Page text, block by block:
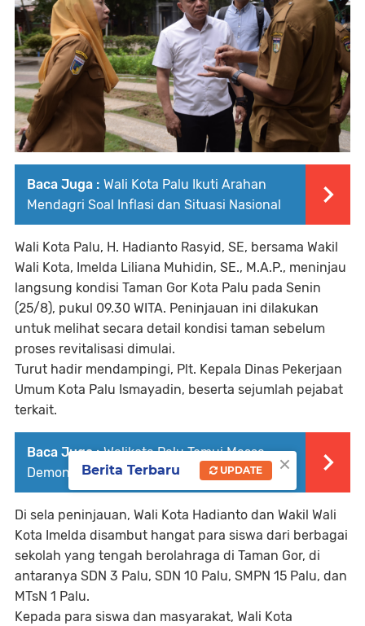
Baca Juga : Wali Kota Palu Ikuti Arahan
Mendagri Soal Inflasi dan Situasi Nasional
Wali Kota Palu, H. Hadianto Rasyid, SE, bersama Wakil
Wali Kota, Imelda Liliana Muhidin, SE., M.A.P., meninjau
langsung kondisi Taman Gor Kota Palu pada Senin
(25/8), pukul 09.30 WITA. Peninjauan ini dilakukan
untuk melihat secara detail kondisi taman sebelum
proses revitalisasi dimulai.
Turut hadir mendampingi, Plt. Kepala Dinas Pekerjaan
Umum Kota Palu Ismayadin, beserta sejumlah pejabat
terkait.
Baca Juga : Walikota Palu Temui Massa
Demonstran di depan Kantor DPRD Sulteng
Di sela peninjauan, Wali Kota Hadianto dan Wakil Wali
Kota Imelda disambut hangat para siswa dari berbagai
sekolah yang tengah berolahraga di Taman Gor, di
antaranya SDN 3 Palu, SDN 10 Palu, SMPN 15 Palu, dan
MTsN 1 Palu.
Kepada para siswa dan masyarakat, Wali Kota
×
Berita Terbaru UPDATE